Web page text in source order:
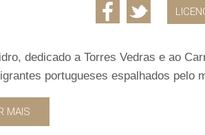
dedicado a Torres Vedras e ao
portugueses espalhados pelo
MAIS